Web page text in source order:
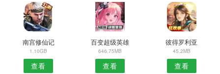
南宫修仙记
1.10GB
查看
百变超级英雄
646.75MB
查看
彼得罗利亚
45.2MB
查看